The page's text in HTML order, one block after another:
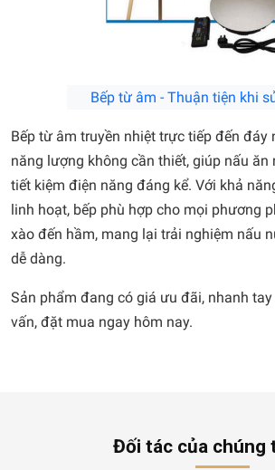
Bếp từ âm - Thuận tiện khi
Bếp từ âm truyền nhiệt trực tiếp đến đáy
năng lượng không cần thiết, giúp nấu ăn
tiết kiệm điện năng đáng kể. Với khả
linh hoạt, bếp phù hợp cho mọi phương
xào đến hầm, mang lại trải nghiệm nấu
dễ dàng.
Sản phẩm đang có giá ưu đãi, nhanh
vấn, đặt mua ngay hôm nay.
Đối tác của chúng